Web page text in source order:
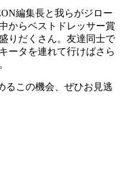
編集長と我らがジロー
からベストドレッサー賞
りだくさん。友達同士で
ータを連れて行けばさら
るこの機会、ぜひお見逃